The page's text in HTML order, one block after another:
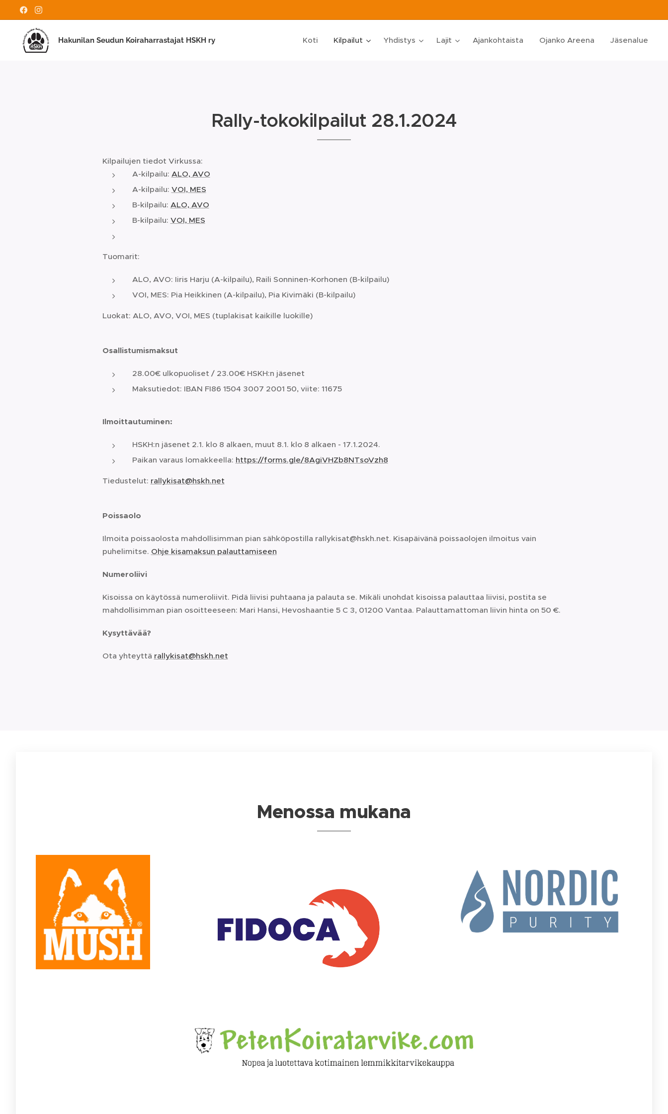
Hakunilan Seudun Koiraharrastajat HSKH ry Koti Kilpailut Yhdistys Lajit Ajankohtaista Ojanko Areena Jäsenalue
Rally-tokokilpailut 28.1.2024
Kilpailujen tiedot Virkussa:
A-kilpailu: ALO, AVO
A-kilpailu: VOI, MES
B-kilpailu: ALO, AVO
B-kilpailu: VOI, MES
Tuomarit:
ALO, AVO: Iiris Harju (A-kilpailu), Raili Sonninen-Korhonen (B-kilpailu)
VOI, MES: Pia Heikkinen (A-kilpailu), Pia Kivimäki (B-kilpailu)
Luokat: ALO, AVO, VOI, MES (tuplakisat kaikille luokille)
Osallistumismaksut
28.00€ ulkopuoliset / 23.00€ HSKH:n jäsenet
Maksutiedot: IBAN FI86 1504 3007 2001 50, viite: 11675
Ilmoittautuminen:
HSKH:n jäsenet 2.1. klo 8 alkaen, muut 8.1. klo 8 alkaen - 17.1.2024.
Paikan varaus lomakkeella: https://forms.gle/8AgiVHZb8NTsoVzh8
Tiedustelut: rallykisat@hskh.net
Poissaolo
Ilmoita poissaolosta mahdollisimman pian sähköpostilla rallykisat@hskh.net. Kisapäivänä poissaolojen ilmoitus vain
puhelimitse. Ohje kisamaksun palauttamiseen
Numeroliivi
Kisoissa on käytössä numeroliivit. Pidä liivisi puhtaana ja palauta se. Mikäli unohdat kisoissa palauttaa liivisi, postita se
mahdollisimman pian osoitteeseen: Mari Hansi, Hevoshaantie 5 C 3, 01200 Vantaa. Palauttamattoman liivin hinta on 50 €.
Kysyttävää?
Ota yhteyttä rallykisat@hskh.net
Menossa mukana